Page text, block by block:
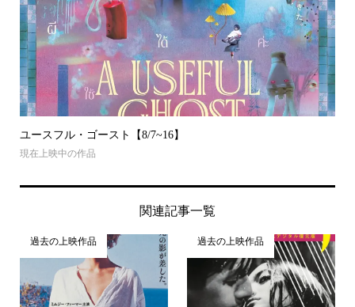
ユースフル・ゴースト【8/7~16】
現在上映中の作品
関連記事一覧
過去の上映作品 過去の上映作品